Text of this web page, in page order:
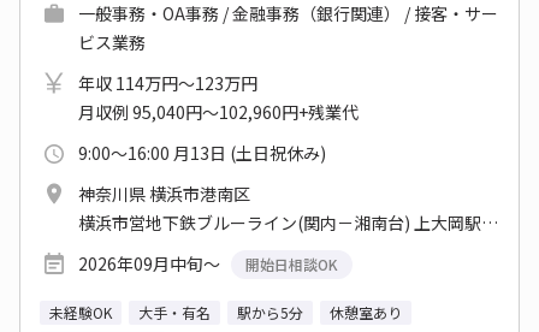
一般事務・OA事務 / 金融事務（銀行関連） / 接客・サー
ビス業務
年収 114万円～123万円
月収例 95,040円～102,960円+残業代
9:00～16:00 月13日 (土日祝休み)
神奈川県 横浜市港南区
横浜市営地下鉄ブルーライン(関内－湘南台) 上大岡駅 他
2026年09月中旬～
開始日相談OK
未経験OK 大手・有名 駅から5分
休憩室あり